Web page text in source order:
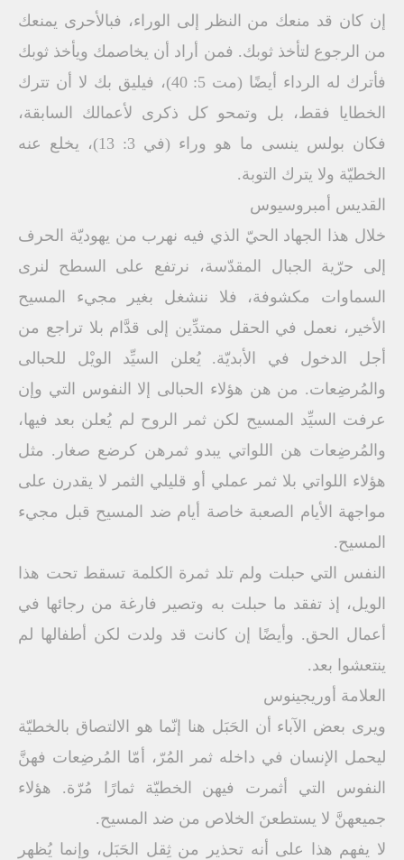
إن كان قد منعك من النظر إلى الوراء، فبالأحرى يمنعك
من الرجوع لتأخذ ثوبك. فمن أراد أن يخاصمك ويأخذ ثوبك
فأترك له الرداء أيضًا (مت 5: 40)، فيليق بك لا أن تترك
الخطايا فقط، بل وتمحو كل ذكرى لأعمالك السابقة،
فكان بولس ينسى ما هو وراء (في 3: 13)، يخلع عنه
الخطيّة ولا يترك التوبة.
القديس أمبروسيوس
خلال هذا الجهاد الحيّ الذي فيه نهرب من يهوديّة الحرف
إلى حرّية الجبال المقدّسة، نرتفع على السطح لنرى
السماوات مكشوفة، فلا ننشغل بغير مجيء المسيح
الأخير، نعمل في الحقل ممتدِّين إلى قدَّام بلا تراجع من
أجل الدخول في الأبديّة. يُعلن السيِّد الويْل للحبالى
والمُرضِعات. من هن هؤلاء الحبالى إلا النفوس التي وإن
عرفت السيِّد المسيح لكن ثمر الروح لم يُعلن بعد فيها،
والمُرضِعات هن اللواتي يبدو ثمرهن كرضع صغار. مثل
هؤلاء اللواتي بلا ثمر عملي أو قليلي الثمر لا يقدرن على
مواجهة الأيام الصعبة خاصة أيام ضد المسيح قبل مجيء
المسيح.
النفس التي حبلت ولم تلد ثمرة الكلمة تسقط تحت هذا
الويل، إذ تفقد ما حبلت به وتصير فارغة من رجائها في
أعمال الحق. وأيضًا إن كانت قد ولدت لكن أطفالها لم
ينتعشوا بعد.
العلامة أوريجينوس
ويرى بعض الآباء أن الحَبَل هنا إنّما هو الالتصاق بالخطيّة
ليحمل الإنسان في داخله ثمر المُرّ، أمّا المُرضِعات فهنَّ
النفوس التي أثمرت فيهن الخطيّة ثمارًا مُرّة. هؤلاء
جميعهنَّ لا يستطعنَ الخلاص من ضد المسيح.
لا يفهم هذا على أنه تحذير من ثِقل الحَبَل، وإنما يُظهر